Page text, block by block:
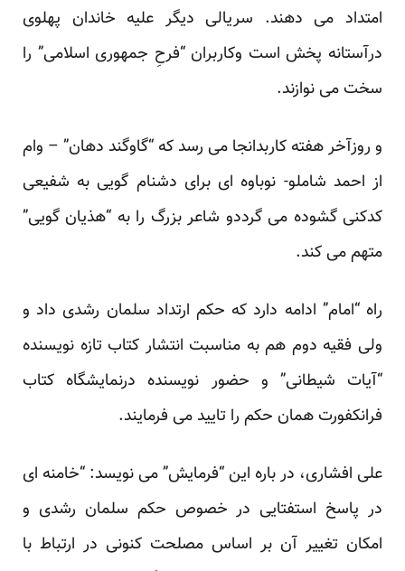
امتداد می دهند. سریالی دیگر علیه خاندان پهلوی
درآستانه پخش است وکاربران“فرحِ جمهوری اسلامی” را
سخت می نوازند.
و روزآخر هفته کاربدانجا می رسد که “گاوگند دهان” – وام
از احمد شاملو- نوباوه ای برای دشنام گویی به شفیعی
کدکنی گشوده می گرددو شاعر بزرگ را به “هذیان گویی”
متهم می کند.
راه “امام” ادامه دارد که حکم ارتداد سلمان رشدی داد و
ولی فقیه دوم هم به مناسبت انتشار کتاب تازه نویسنده
“آیات شیطانی” و حضور نویسنده درنمایشگاه کتاب
فرانکفورت همان حکم را تایید می فرمایند.
علی افشاری، در باره این “فرمایش” می نویسد: “خامنه ای
در پاسخ استفتایی در خصوص حکم سلمان رشدی و
امکان تغییر آن بر اساس مصلحت کنونی در ارتباط با